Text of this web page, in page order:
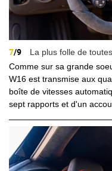
7/9
La plus folle de
Comme sur sa grande
W16 est transmise aux
boîte de vitesses
sept rapports et d'un